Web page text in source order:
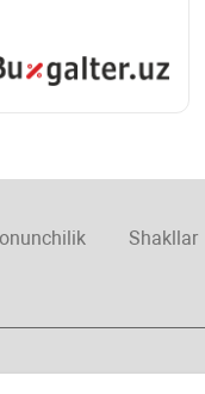
Shakllar